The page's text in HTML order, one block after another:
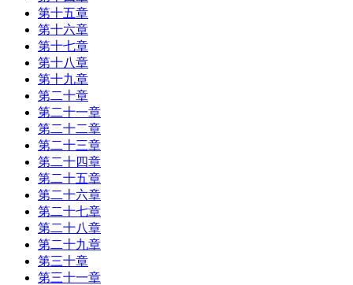
第十五章
第十六章
第十七章
第十八章
第十九章
第二十章
第二十一章
第二十二章
第二十三章
第二十四章
第二十五章
第二十六章
第二十七章
第二十八章
第二十九章
第三十章
第三十一章